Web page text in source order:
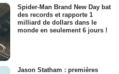
Spider-Man Brand New Day bat
des records et rapporte 1
milliard de dollars dans le
monde en seulement 6 jours !
Jason Statham : premières